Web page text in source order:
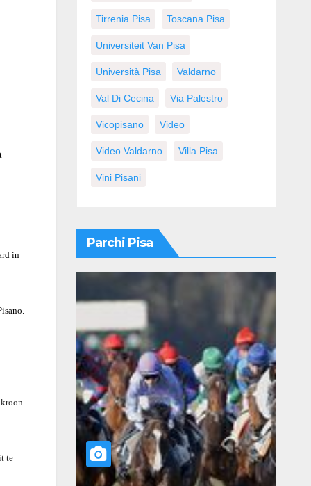
in
te
Tirrenia Pisa Toscana Pisa
Universiteit Van Pisa
Università Pisa Valdarno
Val Di Cecina Via Palestro
Vicopisano Video
Video Valdarno Villa Pisa
Vini Pisani
Parchi Pisa